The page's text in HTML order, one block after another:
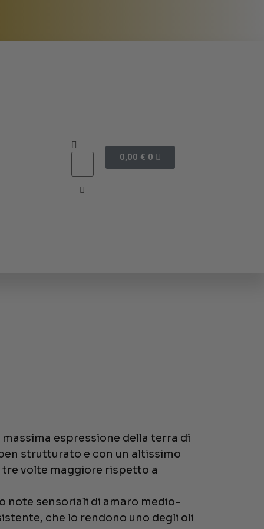
0,00 € 0
espressione della terra di
strutturato e con un altissimo
volte maggiore rispetto a
note sensoriali di amaro medio-
che lo rendono uno degli oli